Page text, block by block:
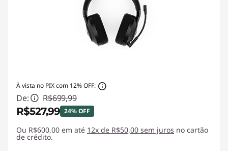
À vista no PIX com 12% OFF:
De: R$699,99
R$527,99 24% OFF
Economias instantâneas :-R$172,00
Ou R$600,00 em até 12x de R$50,00 sem juros no cartão
de crédito.